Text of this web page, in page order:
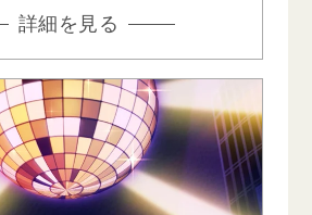
詳細を見る